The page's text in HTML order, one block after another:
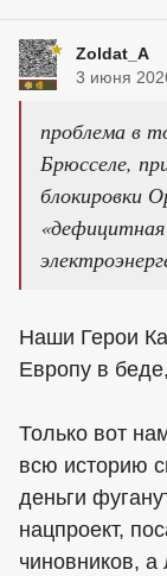
Zoldat_A
3 июня
проблема в
Брюсселе,
блокировки
Наши Герои
Европу в
Только вот
всю историю
деньги
нацпроект,
чиновников, а